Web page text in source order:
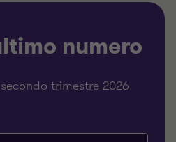
numero
trimestre 2026